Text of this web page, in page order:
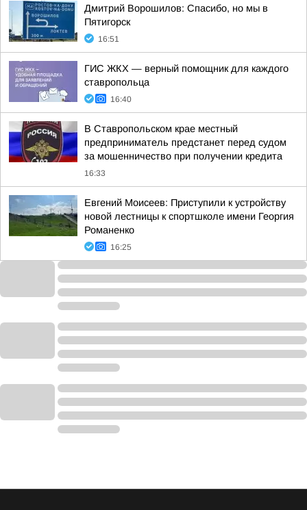
Дмитрий Ворошилов: Спасибо, но мы в
Пятигорск
16:51
ГИС ЖКХ — верный помощник для каждого
ставропольца
16:40
В Ставропольском крае местный
предприниматель предстанет перед судом
за мошенничество при получении кредита
16:33
Евгений Моисеев: Приступили к устройству
новой лестницы к спортшколе имени Георгия
Романенко
16:25